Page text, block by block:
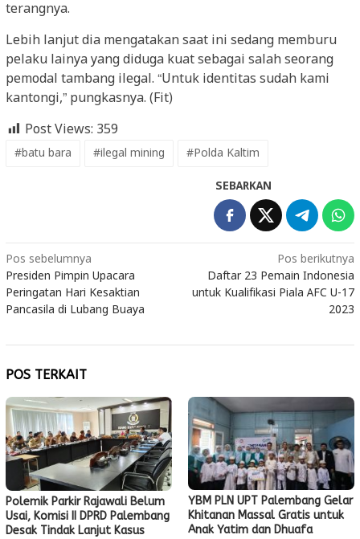
terangnya.
Lebih lanjut dia mengatakan saat ini sedang memburu
pelaku lainya yang diduga kuat sebagai salah seorang
pemodal tambang ilegal. “Untuk identitas sudah kami
kantongi,” pungkasnya. (Fit)
Post Views: 359
#batu bara #ilegal mining #Polda Kaltim
SEBARKAN
Navigasi
pos
Pos sebelumnya
Presiden Pimpin Upacara
Peringatan Hari Kesaktian
Pancasila di Lubang Buaya
Pos berikutnya
Daftar 23 Pemain Indonesia
untuk Kualifikasi Piala AFC U-17
2023
POS TERKAIT
Polemik Parkir Rajawali Belum
Usai, Komisi II DPRD Palembang
Desak Tindak Lanjut Kasus
YBM PLN UPT Palembang Gelar
Khitanan Massal Gratis untuk
Anak Yatim dan Dhuafa